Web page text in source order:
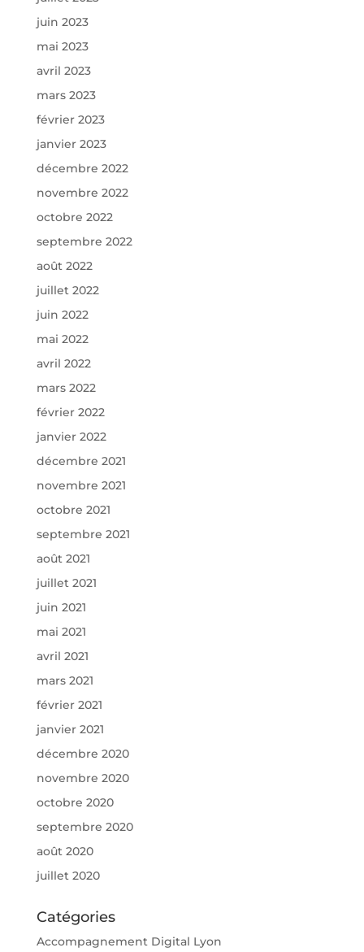
juin 2023
mai 2023
avril 2023
mars 2023
février 2023
janvier 2023
décembre 2022
novembre 2022
octobre 2022
septembre 2022
août 2022
juillet 2022
juin 2022
mai 2022
avril 2022
mars 2022
février 2022
janvier 2022
décembre 2021
novembre 2021
octobre 2021
septembre 2021
août 2021
juillet 2021
juin 2021
mai 2021
avril 2021
mars 2021
février 2021
janvier 2021
décembre 2020
novembre 2020
octobre 2020
septembre 2020
août 2020
juillet 2020
Catégories
Accompagnement Digital Lyon